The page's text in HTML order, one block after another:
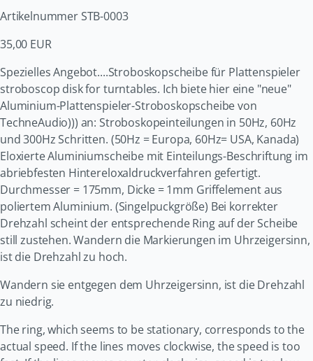
Artikelnummer STB-0003
35,00 EUR
Spezielles Angebot....Stroboskopscheibe für Plattenspieler
stroboscop disk for turntables. Ich biete hier eine "neue"
Aluminium-Plattenspieler-Stroboskopscheibe von
TechneAudio))) an: Stroboskopeinteilungen in 50Hz, 60Hz
und 300Hz Schritten. (50Hz = Europa, 60Hz= USA, Kanada)
Eloxierte Aluminiumscheibe mit Einteilungs-Beschriftung im
abriebfesten Hintereloxaldruckverfahren gefertigt.
Durchmesser = 175mm, Dicke = 1mm Griffelement aus
poliertem Aluminium. (Singelpuckgröße) Bei korrekter
Drehzahl scheint der entsprechende Ring auf der Scheibe
still zustehen. Wandern die Markierungen im Uhrzeigersinn,
ist die Drehzahl zu hoch.
Wandern sie entgegen dem Uhrzeigersinn, ist die Drehzahl
zu niedrig.
The ring, which seems to be stationary, corresponds to the
actual speed. If the lines moves clockwise, the speed is too